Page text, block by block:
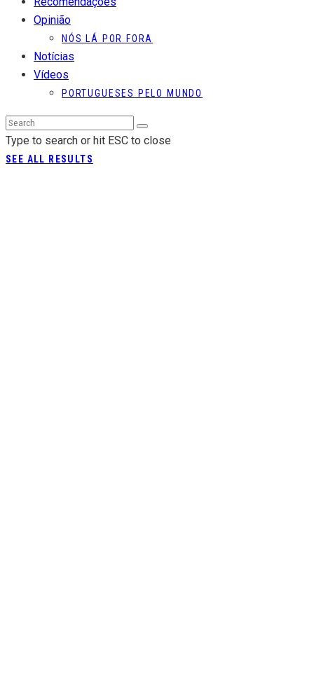
Opinião
NÓS LÁ POR FORA
Notícias
Vídeos
PORTUGUESES PELO MUNDO
Type to search or hit ESC to close
SEE ALL RESULTS